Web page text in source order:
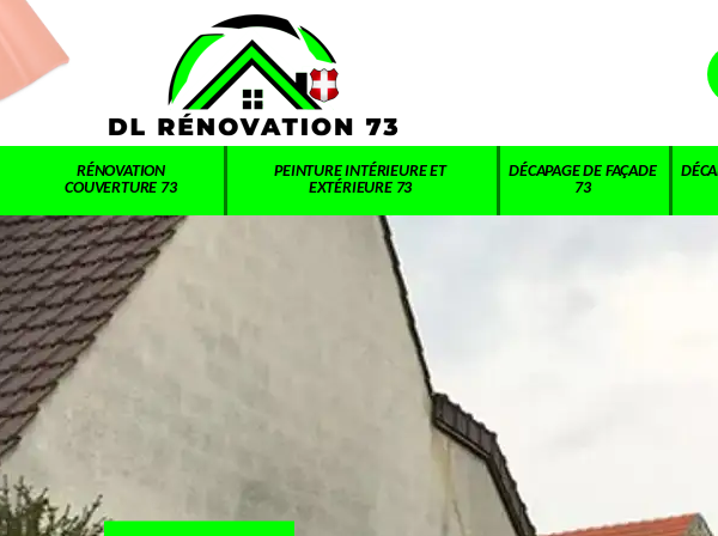
RÉNOVATION
COUVERTURE 73
PEINTURE INTÉRIEURE ET
EXTÉRIEURE 73
DÉCAPAGE DE FAÇADE
73